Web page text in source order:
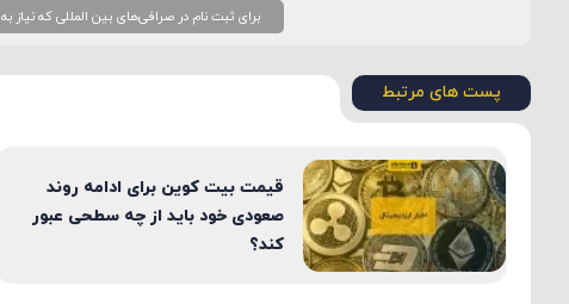
برای ثبت نام در صرافی‌های بین المللی که نیاز به ip خارج از ایران دارند، بهتر است از ip ثابت استفاده کنید.
پست های مرتبط
قیمت بیت کوین برای ادامه روند
صعودی خود باید از چه سطحی عبور
کند؟